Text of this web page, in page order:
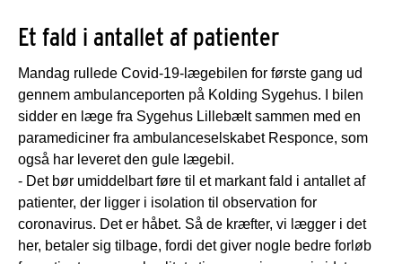
Et fald i antallet af patienter
Mandag rullede Covid-19-lægebilen for første gang ud
gennem ambulanceporten på Kolding Sygehus. I bilen
sidder en læge fra Sygehus Lillebælt sammen med en
paramediciner fra ambulanceselskabet Responce, som
også har leveret den gule lægebil.
- Det bør umiddelbart føre til et markant fald i antallet af
patienter, der ligger i isolation til observation for
coronavirus. Det er håbet. Så de kræfter, vi lægger i det
her, betaler sig tilbage, fordi det giver nogle bedre forløb